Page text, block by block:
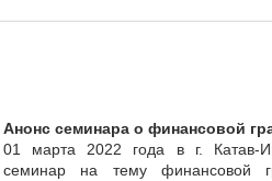
Анонс семинара о финансовой
01 марта 2022 года в г. Катав-
семинар на тему финансовой